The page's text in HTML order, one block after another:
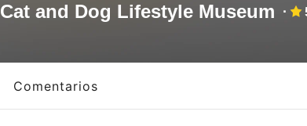
Cat and Dog Lifestyle Museum
Comentarios